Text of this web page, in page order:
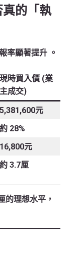
的「執
率顯著提升 。
現時買入價 (業
主成交)
5,381,600元
約 28%
16,800元
約 3.7厘
的理想水平，